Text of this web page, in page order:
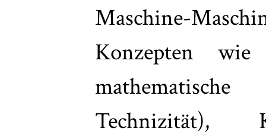
Maschine-
Konzepten wie
Technizität),